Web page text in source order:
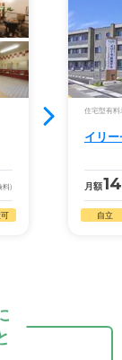
料)
住宅型有料
イリ
月額
自立